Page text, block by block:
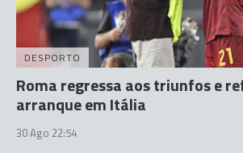
DESPORTO
Roma regressa aos triunfos e
arranque em Itália
30 Ago 22:54